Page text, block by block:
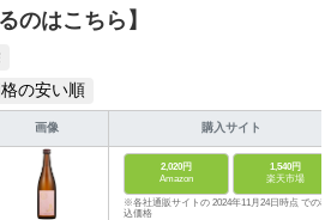
のはこちら】
の安い順
画像 購入サイト
2,020円
Amazon
1,540円
楽天市場
※各社通販サイトの 2024年11月24日時点 での税
込価格